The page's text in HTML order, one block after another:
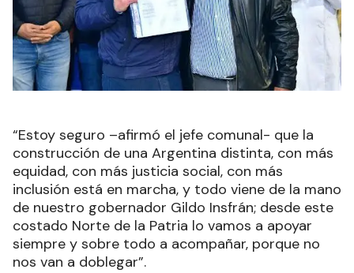
“Estoy seguro –afirmó el jefe comunal- que la
construcción de una Argentina distinta, con más
equidad, con más justicia social, con más
inclusión está en marcha, y todo viene de la mano
de nuestro gobernador Gildo Insfrán; desde este
costado Norte de la Patria lo vamos a apoyar
siempre y sobre todo a acompañar, porque no
nos van a doblegar”.